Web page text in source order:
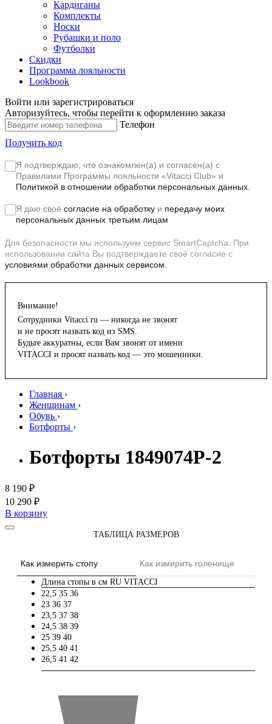
Кардиганы
Комплекты
Носки
Рубашки и поло
Футболки
Скидки
Программа лояльности
Lookbook
Войти или зарегистрироваться
Авторизуйтесь, чтобы перейти к оформлению заказа
Телефон
Получить код
Я подтверждаю, что ознакомлен(а) и согласен(а) с
Правилами Программы лояльности «Vitacci Club» и
Политикой в отношении обработки персональных данных.
Я даю своё согласие на обработку и передачу моих
персональных данных третьим лицам
Для безопасности мы используем сервис SmartCaptcha. При
использовании сайта Вы подтверждаете своё согласие с
условиями обработки данных сервисом.
Внимание!
Сотрудники Vitacci.ru — никогда не звонят
и не просят назвать код из SMS.
Будьте аккуратны, если Вам звонят от имени
VITACCI и просят назвать код — это мошенники.
Главная ›
Женщинам ›
Обувь ›
Ботфорты ›
Ботфорты 1849074P-2
8 190 ₽
10 290 ₽
В корзину
ТАБЛИЦА РАЗМЕРОВ
Как измерить стопу Как измерить голенище
Длина стопы в см RU VITACCI
22,5 35 36
23 36 37
23,5 37 38
24,5 38 39
25 39 40
25,5 40 41
26,5 41 42